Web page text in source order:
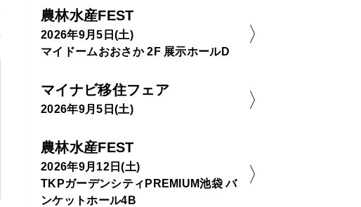
農林水産FEST
2026年9月5日(土)
マイドームおおさか 2F 展示ホールD
マイナビ移住フェア
2026年9月5日(土)
農林水産FEST
2026年9月12日(土)
TKPガーデンシティPREMIUM池袋 バ
ンケットホール4B